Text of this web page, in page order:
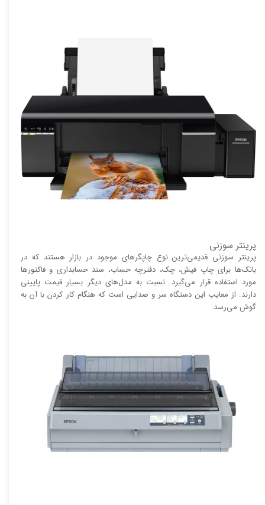
پرینتر سوزنی
پرینتر سوزنی قدیمی‌ترین نوع چاپگر‌های موجود در بازار هستند که در
بانک‌ها برای چاپ فیش، چک، دفترچه حساب، سند حسابداری و فاکتور‌ها
مورد استفاده قرار می‌گیرد. نسبت به مدل‌های دیگر بسیار قیمت پایینی
دارند. از معایب این دستگاه سر و صدایی است که هنگام کار کردن با آن به
گوش می‌رسد.